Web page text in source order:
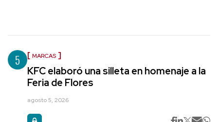
5 MARCAS
KFC elaboró una silleta en homenaje a la
Feria de Flores
agosto 5, 2026